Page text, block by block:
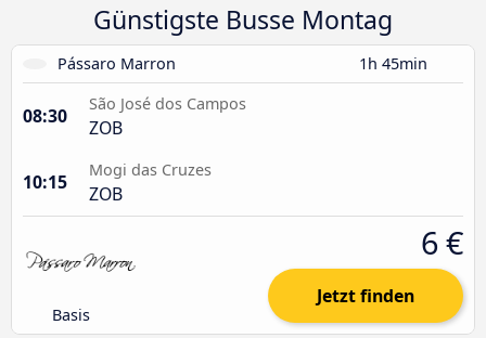
Günstigste Busse Montag
Pássaro Marron 1h 45min
08:30
São José dos Campos
ZOB
10:15
Mogi das Cruzes
ZOB
Basis
6 €
Jetzt finden